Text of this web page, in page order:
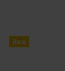
Rea